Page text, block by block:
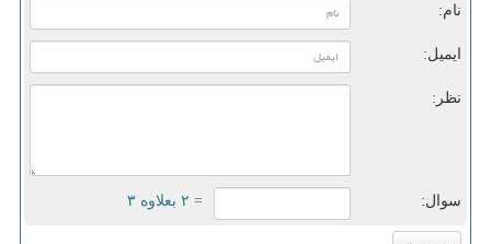
نام:
ایمیل:
نظر:
سوال: = ۲ بعلاوه ۳